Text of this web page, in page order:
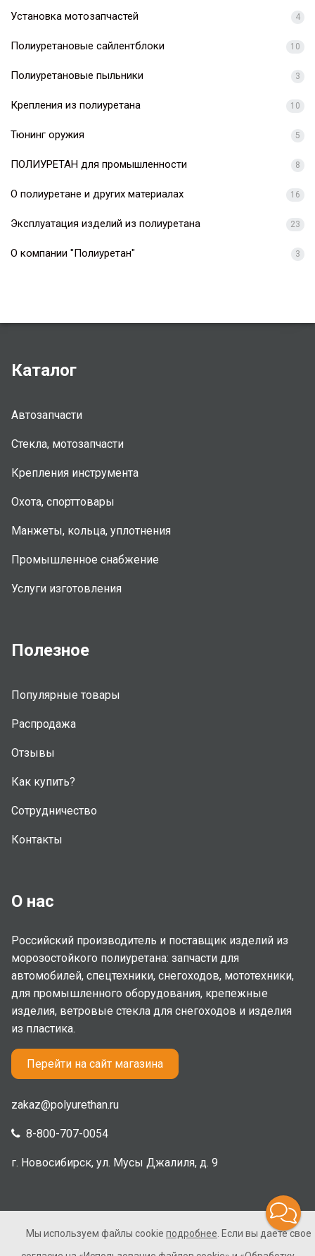
Установка мотозапчастей 4
Полиуретановые сайлентблоки 10
Полиуретановые пыльники 3
Крепления из полиуретана 10
Тюнинг оружия 5
ПОЛИУРЕТАН для промышленности 8
О полиуретане и других материалах 16
Эксплуатация изделий из полиуретана 23
О компании "Полиуретан" 3
Каталог
Автозапчасти
Стекла, мотозапчасти
Крепления инструмента
Охота, спорттовары
Манжеты, кольца, уплотнения
Промышленное снабжение
Услуги изготовления
Полезное
Популярные товары
Распродажа
Отзывы
Как купить?
Сотрудничество
Контакты
О нас
Российский производитель и поставщик изделий из
морозостойкого полиуретана: запчасти для
автомобилей, спецтехники, снегоходов, мототехники,
для промышленного оборудования, крепежные
изделия, ветровые стекла для снегоходов и изделия
из пластика.
Перейти на сайт магазина
zakaz@polyurethan.ru
8-800-707-0054
г. Новосибирск, ул. Мусы Джалиля, д. 9
2005-2026 © Полиуретан. Все права защищены. Не
Мы используем файлы cookie подробнее . Если вы даете свое